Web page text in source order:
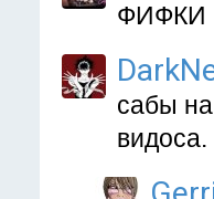
ФИФКИ
сабы
видоса.